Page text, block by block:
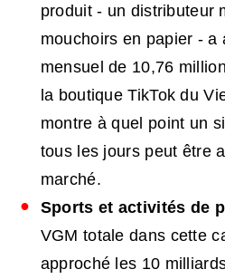
produit - un distributeur
mouchoirs en papier - a
mensuel de 10,76
la boutique TikTok du
montre à quel point un
tous les jours peut être
marché.
Sports et activités de
VGM totale dans cette
approché les 10